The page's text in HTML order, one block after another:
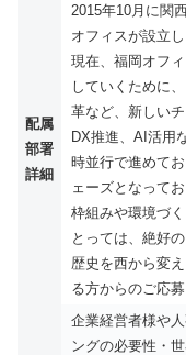
配属
部署
詳細
2015年10月に関
オフィスが設立し
現在、福岡オフ
していくために
革など、新しい
DX推進、AI活用
時並行で進めて
ェーズとなってお
枠組みや環境づ
とっては、絶好
歴史を西から変
る方からのご応
企業経営者様や
ングの必要性・